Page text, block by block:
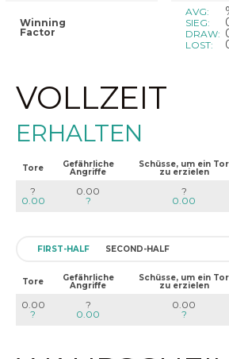
Winning
Factor
AVG:
SIEG:
DRAW:
LOST:
VOLLZEIT
ERHALTEN
Tore Gefährliche
Angriffe
Schüsse, um ein Tor
zu erzielen
?
0.00
0.00
?
?
0.00
FIRST-HALF SECOND-HALF
Tore Gefährliche
Angriffe
Schüsse, um ein Tor
zu erzielen
0.00
?
?
0.00
0.00
?